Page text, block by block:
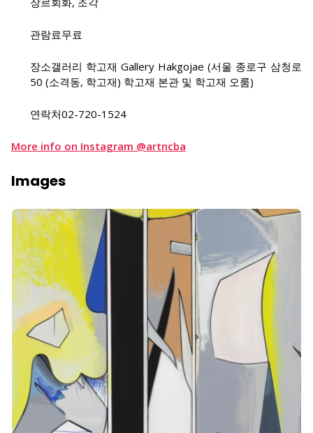
관람료무료
장소갤러리 학고재 Gallery Hakgojae (서울 종로구 삼청로
50 (소격동, 학고재) 학고재 본관 및 학고재 오룸)
연락처02-720-1524
More info on Instagram @artncba
Images